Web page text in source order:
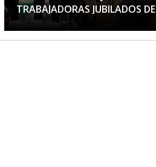
TRABAJADORAS JUBILADOS DE
APTA